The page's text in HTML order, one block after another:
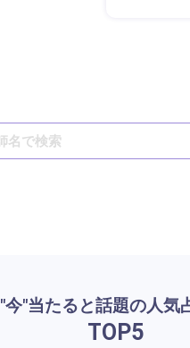
"今"当たると話題の人気
TOP5